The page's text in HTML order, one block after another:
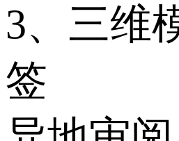
3、三维
签